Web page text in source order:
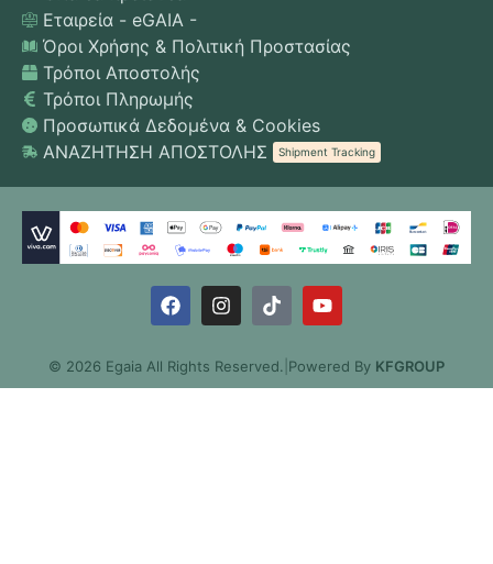
Εταιρεία - eGAIA -
Όροι Χρήσης & Πολιτική Προστασίας
Τρόποι Αποστολής
Τρόποι Πληρωμής
Προσωπικά Δεδομένα & Cookies
ΑΝΑΖΗΤΗΣΗ ΑΠΟΣΤΟΛΗΣ
Shipment Tracking
© 2026 Egaia All Rights Reserved. Powered By KFGROUP